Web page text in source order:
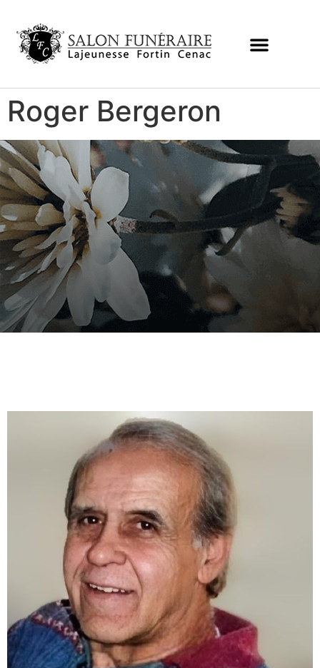
Roger Bergeron